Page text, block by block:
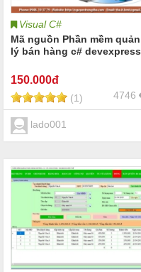
Visual C#
Mã nguồn Phần mềm quản
lý bán hàng c# devexpress
150.000đ
(1) 4746
lado001